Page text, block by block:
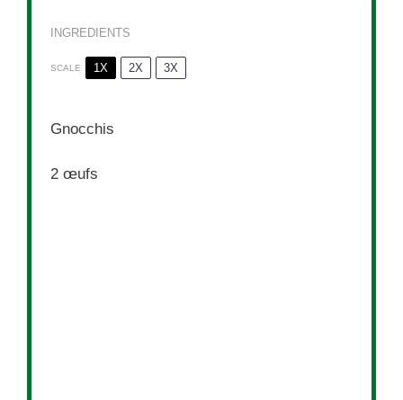
INGREDIENTS
SCALE 1X 2X 3X
Gnocchis
2 œufs